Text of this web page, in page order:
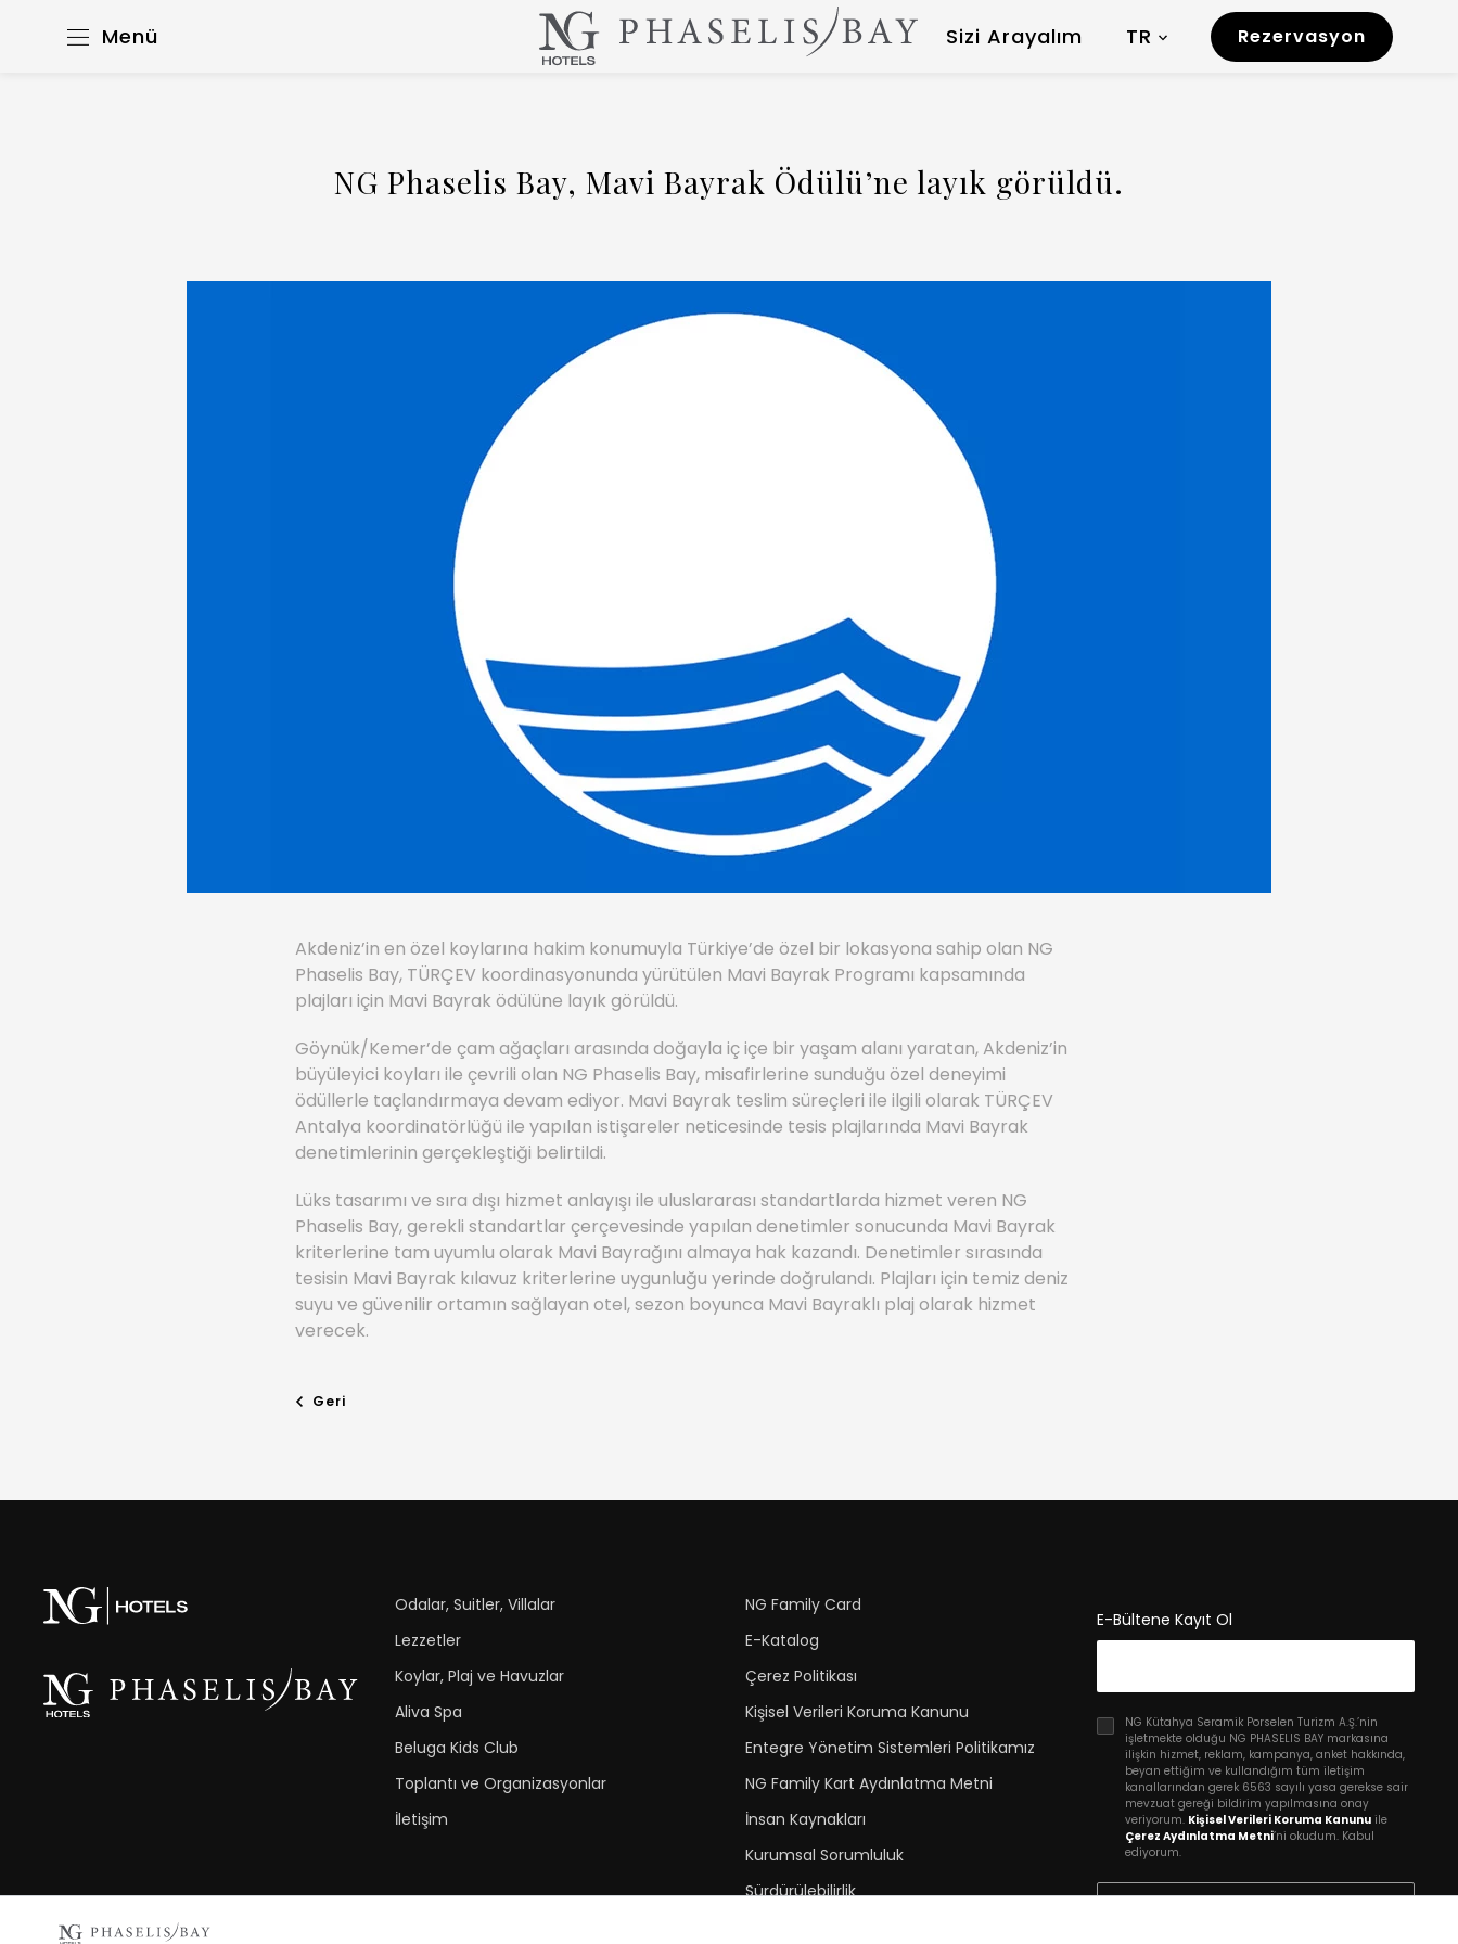
Menü Sizi Arayalım TR Rezervasyon
NG Phaselis Bay, Mavi Bayrak Ödülü’ne layık görüldü.
Akdeniz’in en özel koylarına hakim konumuyla Türkiye’de özel bir lokasyona sahip olan NG
Phaselis Bay, TÜRÇEV koordinasyonunda yürütülen Mavi Bayrak Programı kapsamında
plajları için Mavi Bayrak ödülüne layık görüldü.
Göynük/Kemer’de çam ağaçları arasında doğayla iç içe bir yaşam alanı yaratan, Akdeniz’in
büyüleyici koyları ile çevrili olan NG Phaselis Bay, misafirlerine sunduğu özel deneyimi
ödüllerle taçlandırmaya devam ediyor. Mavi Bayrak teslim süreçleri ile ilgili olarak TÜRÇEV
Antalya koordinatörlüğü ile yapılan istişareler neticesinde tesis plajlarında Mavi Bayrak
denetimlerinin gerçekleştiği belirtildi.
Lüks tasarımı ve sıra dışı hizmet anlayışı ile uluslararası standartlarda hizmet veren NG
Phaselis Bay, gerekli standartlar çerçevesinde yapılan denetimler sonucunda Mavi Bayrak
kriterlerine tam uyumlu olarak Mavi Bayrağını almaya hak kazandı. Denetimler sırasında
tesisin Mavi Bayrak kılavuz kriterlerine uygunluğu yerinde doğrulandı. Plajları için temiz deniz
suyu ve güvenilir ortamın sağlayan otel, sezon boyunca Mavi Bayraklı plaj olarak hizmet
verecek.
Geri
Odalar, Suitler, Villalar
Lezzetler
Koylar, Plaj ve Havuzlar
Aliva Spa
Beluga Kids Club
Toplantı ve Organizasyonlar
İletişim
NG Family Card
E-Katalog
Çerez Politikası
Kişisel Verileri Koruma Kanunu
Entegre Yönetim Sistemleri Politikamız
NG Family Kart Aydınlatma Metni
İnsan Kaynakları
Kurumsal Sorumluluk
Sürdürülebilirlik
E-Bültene Kayıt Ol
NG Kütahya Seramik Porselen Turizm A.Ş.’nin
işletmekte olduğu NG PHASELIS BAY markasına
ilişkin hizmet, reklam, kampanya, anket hakkında,
beyan ettiğim ve kullandığım tüm iletişim
kanallarından gerek 6563 sayılı yasa gerekse sair
mevzuat gereği bildirim yapılmasına onay
veriyorum. Kişisel Verileri Koruma Kanunuile
Çerez Aydınlatma Metni’ni okudum. Kabul
ediyorum.